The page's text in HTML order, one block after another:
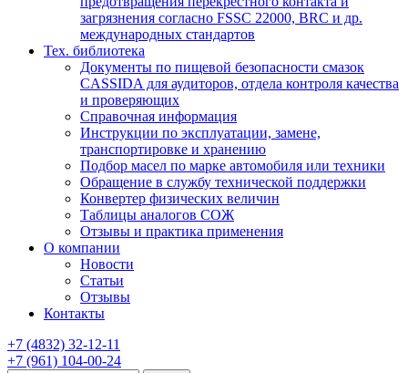
загрязнения согласно FSSC 22000, BRC и др.
международных стандартов
Тех. библиотека
Документы по пищевой безопасности смазок
CASSIDA для аудиторов, отдела контроля качества
и проверяющих
Справочная информация
Инструкции по эксплуатации, замене,
транспортировке и хранению
Подбор масел по марке автомобиля или техники
Обращение в службу технической поддержки
Конвертер физических величин
Таблицы аналогов СОЖ
Отзывы и практика применения
О компании
Новости
Статьи
Отзывы
Контакты
+7 (4832) 32-12-11
+7 (961) 104-00-24